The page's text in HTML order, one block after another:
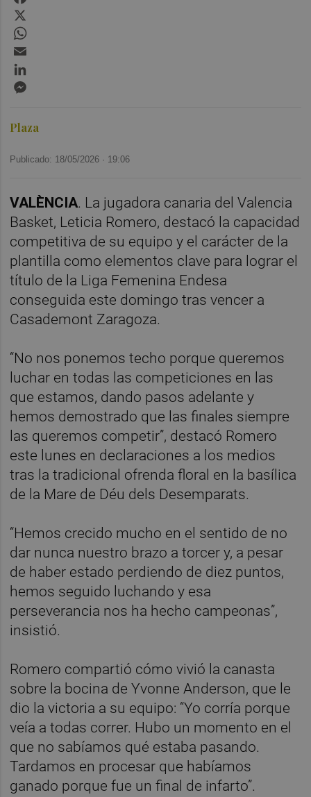
Plaza
Publicado: 18/05/2026 · 19:06
VALÈNCIA. La jugadora canaria del Valencia
Basket, Leticia Romero, destacó la capacidad
competitiva de su equipo y el carácter de la
plantilla como elementos clave para lograr el
título de la Liga Femenina Endesa
conseguida este domingo tras vencer a
Casademont Zaragoza.
“No nos ponemos techo porque queremos
luchar en todas las competiciones en las
que estamos, dando pasos adelante y
hemos demostrado que las finales siempre
las queremos competir”, destacó Romero
este lunes en declaraciones a los medios
tras la tradicional ofrenda floral en la basílica
de la Mare de Déu dels Desemparats.
“Hemos crecido mucho en el sentido de no
dar nunca nuestro brazo a torcer y, a pesar
de haber estado perdiendo de diez puntos,
hemos seguido luchando y esa
perseverancia nos ha hecho campeonas”,
insistió.
Romero compartió cómo vivió la canasta
sobre la bocina de Yvonne Anderson, que le
dio la victoria a su equipo: “Yo corría porque
veía a todas correr. Hubo un momento en el
que no sabíamos qué estaba pasando.
Tardamos en procesar que habíamos
ganado porque fue un final de infarto”.